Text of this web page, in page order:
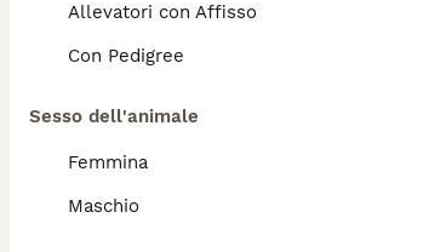
Allevatori con Affisso
Con Pedigree
Sesso dell'animale
Femmina
Maschio